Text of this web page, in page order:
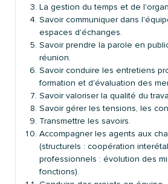
La gestion du temps et de
Savoir communiquer dans
espaces d'échanges.
Savoir prendre la parole en
réunion.
Savoir conduire les entretiens
formation et d'évaluation des
Savoir valoriser la qualité du
Savoir gérer les tensions, les
Transmettre les savoirs.
Accompagner les agents aux
(structurels : coopération
professionnels : évolution des
fonctions).